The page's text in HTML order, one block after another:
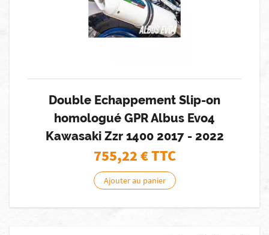
Double Echappement Slip-on
homologué GPR Albus Evo4
Kawasaki Zzr 1400 2017 - 2022
755,22€ TTC
Ajouter au panier